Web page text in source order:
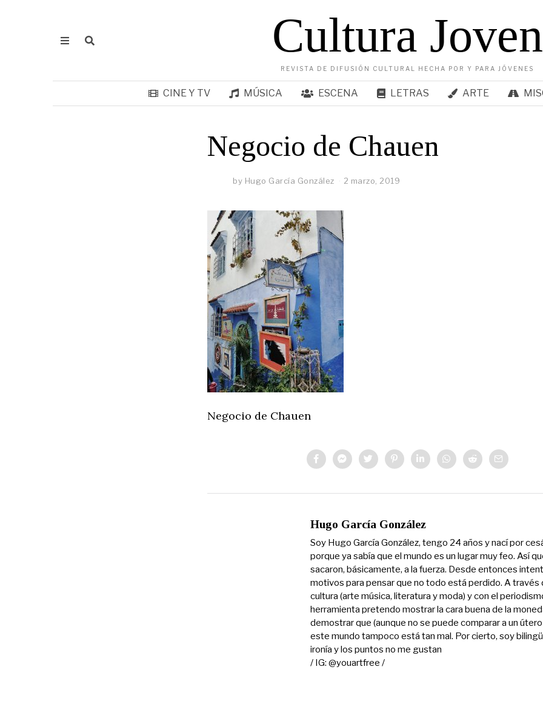
Cultura Joven
REVISTA DE DIFUSIÓN CULTURAL HECHA POR Y PARA JÓVENES
CINE Y TV MÚSICA ESCENA LETRAS ARTE
Negocio de Chauen
by Hugo García González 2 marzo, 2019
Negocio de Chauen
Hugo García González
Soy Hugo García González, tengo 24 años y nací por
porque ya sabía que el mundo es un lugar muy feo. Así
sacaron, básicamente, a la fuerza. Desde entonces
motivos para pensar que no todo está perdido. A través
cultura (arte música, literatura y moda) y con el
herramienta pretendo mostrar la cara buena de la
demostrar que (aunque no se puede comparar a un
este mundo tampoco está tan mal. Por cierto, soy
ironía y los puntos no me gustan
/ IG: @youartfree /